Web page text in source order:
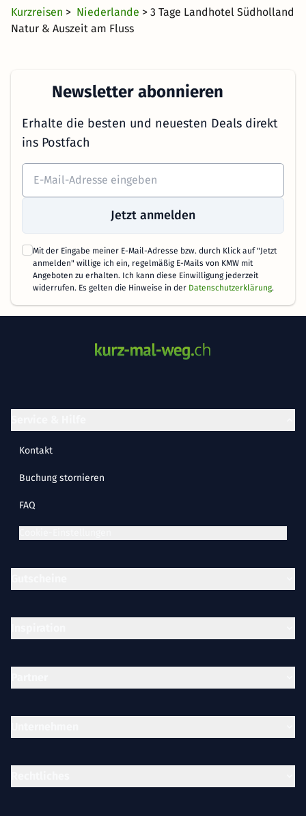
Kurzreisen > Niederlande > 3 Tage Landhotel Südholland
Natur & Auszeit am Fluss
Newsletter abonnieren
Erhalte die besten und neuesten Deals direkt
ins Postfach
Jetzt anmelden
Mit der Eingabe meiner E-Mail-Adresse bzw. durch Klick auf "Jetzt
anmelden" willige ich ein, regelmäßig E-Mails von KMW mit
Angeboten zu erhalten. Ich kann diese Einwilligung jederzeit
widerrufen. Es gelten die Hinweise in der Datenschutzerklärung.
Kontakt
Buchung stornieren
FAQ